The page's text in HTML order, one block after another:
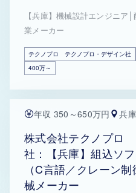
【兵庫】機械設計エンジニア
業メーカー
テクノプロ テクノプロ・デザイン社
400万～
年収 350～650万円 兵
株式会社テクノプロ
社：【兵庫】組込ソ
（C言語／クレーン
械メーカー